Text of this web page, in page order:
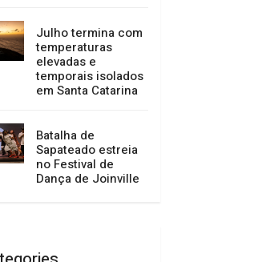
vendavais
Julho termina com
temperaturas
em Santa Catarina
Batalha de